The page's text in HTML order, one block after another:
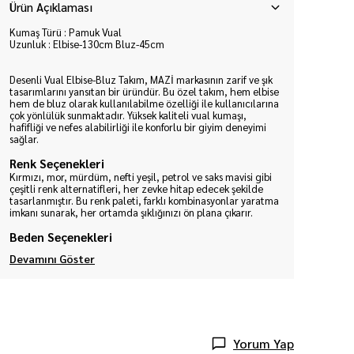
Ürün Açıklaması
Kumaş Türü : Pamuk Vual
Uzunluk : Elbise-130cm Bluz-45cm
Desenli Vual Elbise-Bluz Takım, MAZİ markasının zarif ve şık
tasarımlarını yansıtan bir üründür. Bu özel takım, hem elbise
hem de bluz olarak kullanılabilme özelliği ile kullanıcılarına
çok yönlülük sunmaktadır. Yüksek kaliteli vual kumaşı,
hafifliği ve nefes alabilirliği ile konforlu bir giyim deneyimi
sağlar.
Renk Seçenekleri
Kırmızı, mor, mürdüm, nefti yeşil, petrol ve saks mavisi gibi
çeşitli renk alternatifleri, her zevke hitap edecek şekilde
tasarlanmıştır. Bu renk paleti, farklı kombinasyonlar yaratma
imkanı sunarak, her ortamda şıklığınızı ön plana çıkarır.
Beden Seçenekleri
Devamını Göster
Yorum Yap